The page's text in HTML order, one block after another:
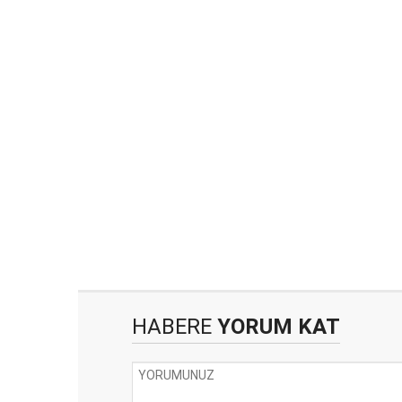
HABERE YORUM KAT